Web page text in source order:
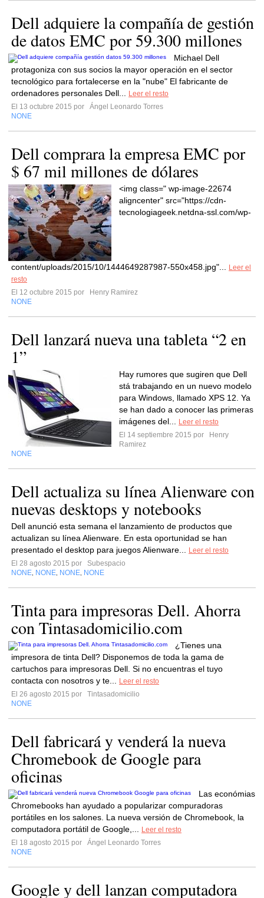
Dell adquiere la compañía de gestión
de datos EMC por 59.300 millones
Michael Dell
protagoniza con sus socios la mayor operación en el sector
tecnológico para fortalecerse en la "nube" El fabricante de
ordenadores personales Dell...
Leer el resto
El 13 octubre 2015 por
Ángel Leonardo Torres
NONE
Dell comprara la empresa EMC por
$ 67 mil millones de dólares
<img class=" wp-image-22674
aligncenter" src="https://cdn-
tecnologiageek.netdna-ssl.com/wp-
content/uploads/2015/10/1444649287987-550x458.jpg"...
Leer el
resto
El 12 octubre 2015 por
Henry Ramirez
NONE
Dell lanzará nueva una tableta “2 en
1”
Hay rumores que sugiren que Dell
stá trabajando en un nuevo modelo
para Windows, llamado XPS 12. Ya
se han dado a conocer las primeras
imágenes del...
Leer el resto
El 14 septiembre 2015 por
Henry
Ramirez
NONE
Dell actualiza su línea Alienware con
nuevas desktops y notebooks
Dell anunció esta semana el lanzamiento de productos que
actualizan su línea Alienware. En esta oportunidad se han
presentado el desktop para juegos Alienware...
Leer el resto
El 28 agosto 2015 por
Subespacio
NONE NONE NONE NONE
Tinta para impresoras Dell. Ahorra
con Tintasadomicilio.com
¿Tienes una
impresora de tinta Dell? Disponemos de toda la gama de
cartuchos para impresoras Dell. Si no encuentras el tuyo
contacta con nosotros y te...
Leer el resto
El 26 agosto 2015 por
Tintasadomicilio
NONE
Dell fabricará y venderá la nueva
Chromebook de Google para
oficinas
Las económias
Chromebooks han ayudado a popularizar compuradoras
portátiles en los salones. La nueva versión de Chromebook, la
computadora portátil de Google,...
Leer el resto
El 18 agosto 2015 por
Ángel Leonardo Torres
NONE
Google y dell lanzan computadora